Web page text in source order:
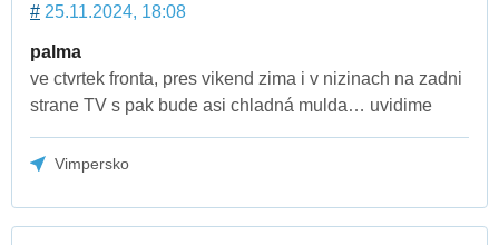
# 25.11.2024, 18:08
palma
ve ctvrtek fronta, pres vikend zima i v nizinach na zadni
strane TV s pak bude asi chladná mulda… uvidime
Vimpersko